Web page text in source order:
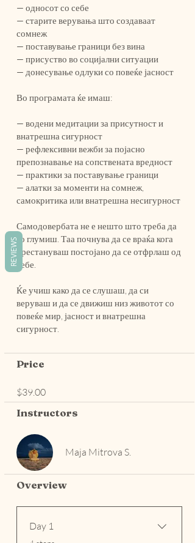
— односот со себе
— старите верувања што создаваат
сомнеж
— поставување граници без вина
— присуство во социјални ситуации
— донесување одлуки со повеќе јасност
Во програмата ќе имаш:
— водени медитации за присутност и
внатрешна сигурност
— рефлексивни вежби за појасно
препознавање на сопствената вредност
— практики за поставување граници
— алатки за моменти на сомнеж,
самокритика или внатрешна несигурност
Самодовербата не е нешто што треба да
го глумиш. Таа почнува да се враќа кога
престануваш постојано да се отфрлаш од
себе.
Ќе учиш како да се слушаш, да си
веруваш и да се движиш низ животот со
повеќе мир, јасност и внатрешна
сигурност.
Price
$39.00
Instructors
Maja Mitrova S.
Overview
Day 1
REVIEWS